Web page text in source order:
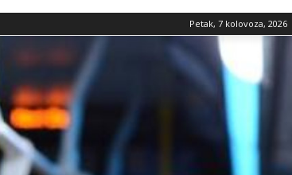
Petak, 7 kolovoza, 2026